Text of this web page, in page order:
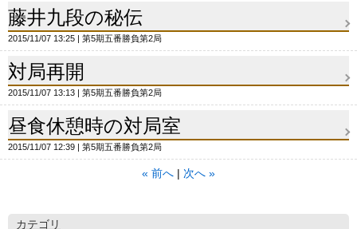
藤井九段の秘伝
2015/11/07 13:25 第5期五番勝負第2局
対局再開
2015/11/07 13:13 第5期五番勝負第2局
昼食休憩時の対局室
2015/11/07 12:39 第5期五番勝負第2局
« 前へ 次へ »
カテゴリ